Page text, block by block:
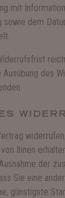
mit
sowie dem
Ausübung des
Ihnen
der
Sie eine
günstigste